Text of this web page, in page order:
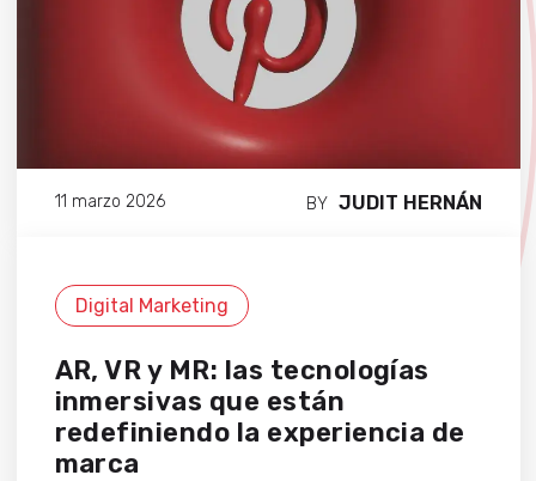
11 marzo 2026 BY JUDIT HERNÁN
Digital Marketing
AR, VR y MR: las tecnologías
inmersivas que están
redefiniendo la experiencia de
marca